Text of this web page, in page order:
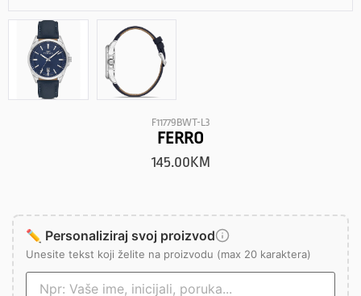
F11779BWT-L3
FERRO
145.00KM
✏️ Personaliziraj svoj proizvod
Unesite tekst koji želite na proizvodu (max 20 karaktera)